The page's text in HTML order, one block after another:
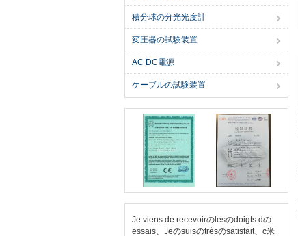
積分球の分光光度計
変圧器の試験装置
AC DC電源
ケーブルの試験装置
Je viens de recevoirのlesのdoigts dの
essais、Jeのsuisのtrèsのsatisfait、c米